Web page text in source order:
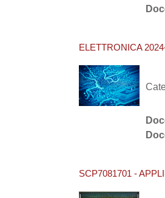
ELETTRONICA
SCP7081701 -